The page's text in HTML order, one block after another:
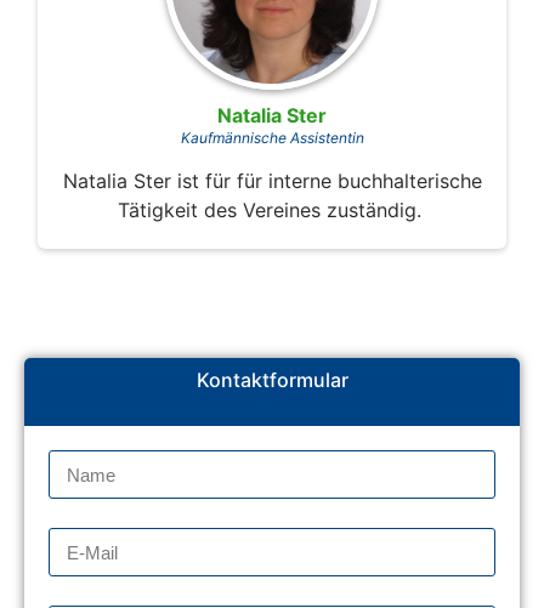
Natalia Ster
Kaufmännische Assistentin
Natalia Ster ist für für interne buchhalterische
Tätigkeit des Vereines zuständig.
Kontaktformular